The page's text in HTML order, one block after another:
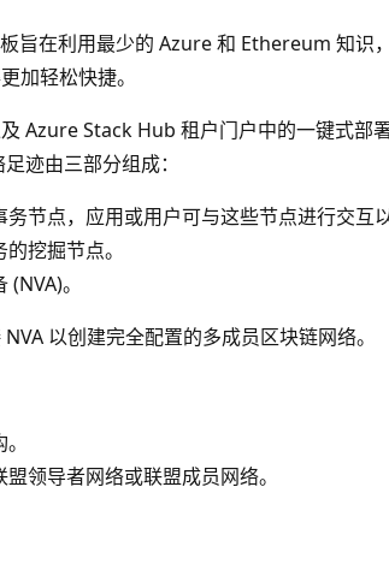
旨在利用最少的 Azure 和 Ethereum 知识
加轻松快捷。
Azure Stack Hub 租户门户中的一键式部
迹由三部分组成：
节点，应用或用户可与这些节点进行交互
挖掘节点。
。
以创建完全配置的多成员区块链网络。
领导者网络或联盟成员网络。